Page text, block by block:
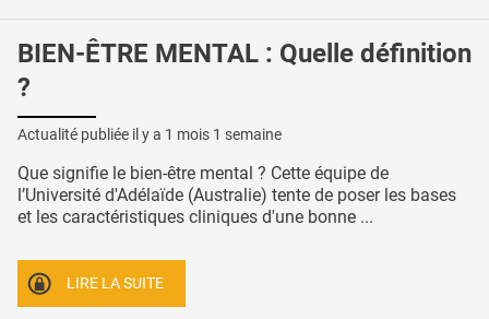
BIEN-ÊTRE MENTAL : Quelle définition
?
Actualité publiée il y a 1 mois 1 semaine
Que signifie le bien-être mental ? Cette équipe de
l’Université d'Adélaïde (Australie) tente de poser les bases
et les caractéristiques cliniques d'une bonne ...
LIRE LA SUITE